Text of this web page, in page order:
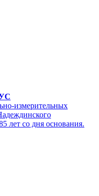
измерительных
лет со дня основания.